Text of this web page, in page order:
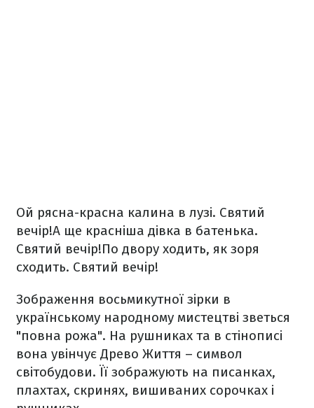
Ой рясна-красна калина в лузі. Святий
вечір!А ще красніша дівка в батенька.
Святий вечір!По двору ходить, як зоря
сходить. Святий вечір!
Зображення восьмикутної зірки в
українському народному мистецтві зветься
"повна рожа". На рушниках та в стінописі
вона увінчує Древо Життя – символ
світобудови. Її зображують на писанках,
плахтах, скринях, вишиваних сорочках і